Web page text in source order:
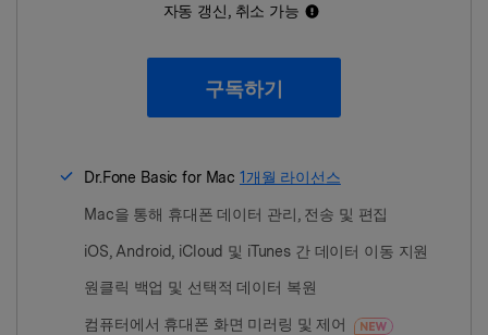
3,000개 이상의 사용 가이드, 전문
고객 지원
자동 갱신, 취소 가능
구독하기
Dr.Fone Basic for Mac 1개월 라이선스
Mac을 통해 휴대폰 데이터 관리, 전송 및 편집
iOS, Android, iCloud 및 iTunes 간 데이터 이동 지원
원클릭 백업 및 선택적 데이터 복원
컴퓨터에서 휴대폰 화면 미러링 및 제어